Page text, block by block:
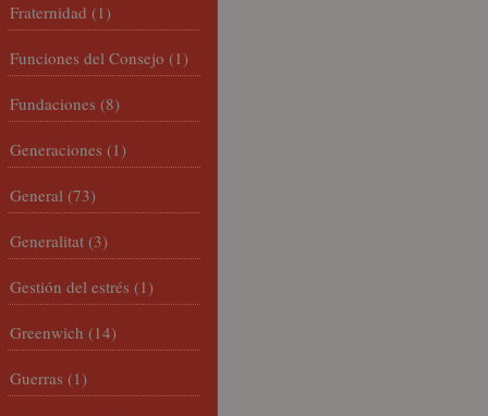
Fraternidad (1)
Funciones del Consejo (1)
Fundaciones (8)
Generaciones (1)
General (73)
Generalitat (3)
Gestión del estrés (1)
Greenwich (14)
Guerras (1)